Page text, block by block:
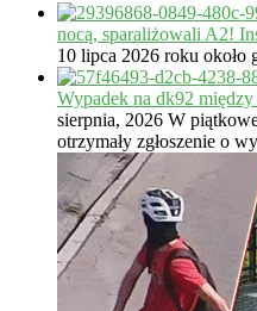
nocą, sparaliżowali A2!
10 lipca 2026 roku
Wypadek na dk92
sierpnia, 2026 W
otrzymały zgłoszenie o